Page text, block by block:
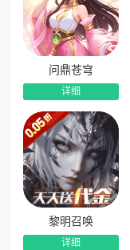
问鼎苍穹
详细
黎明召唤
详细